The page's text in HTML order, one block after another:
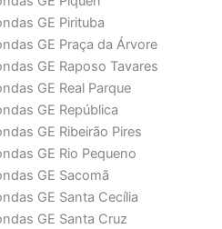
GE Pirituba
GE Praça da Árvore
GE Raposo Tavares
GE Real Parque
GE República
GE Ribeirão Pires
GE Rio Pequeno
GE Sacomã
GE Santa Cecília
GE Santa Cruz